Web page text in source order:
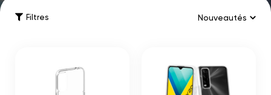
Filtres